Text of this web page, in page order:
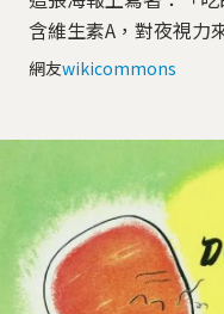
含維生素A，對夜視力
網友wikicommons